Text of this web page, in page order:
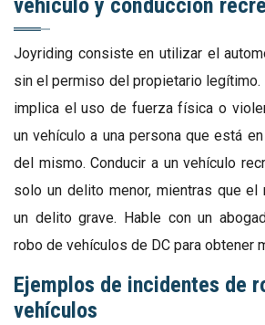
Joyriding consiste en utilizar el
sin el permiso del propietario legítimo.
implica el uso de fuerza física o
un vehículo a una persona que está
del mismo. Conducir a un vehículo
solo un delito menor, mientras que
un delito grave. Hable con un
robo de vehículos de DC para obtener
Ejemplos de incidentes de
vehículos